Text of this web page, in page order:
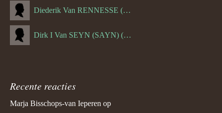
Diederik Van RENNESSE (--1144)
Dirk I Van SEYN (SAYN) (--1120)
Recente reacties
Marja Bisschops-van Ieperen op